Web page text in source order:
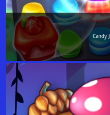
Candy